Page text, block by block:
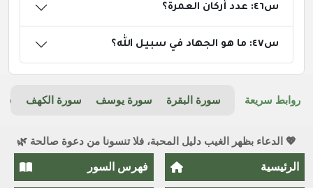
س٤٦: عدد أركان العمرة؟
س٤٧: ما هو الجهاد في سبيل الله؟
روابط سريعة سورة البقرة سورة يوسف سورة الكهف
💖 الدعاء بظهر الغيب دليل المحبة، فلا تنسونا من دعوة صالحة 🌿
الرئيسية فهرس السور